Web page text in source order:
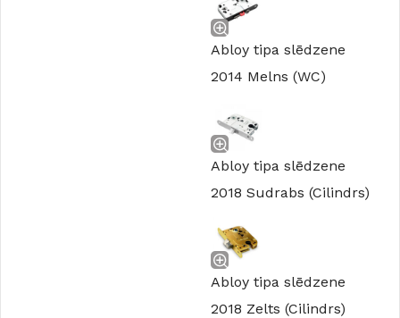
Abloy tipa slēdzene
2014 Melns (WC)
Abloy tipa slēdzene
2018 Sudrabs (Cilindrs)
Abloy tipa slēdzene
2018 Zelts (Cilindrs)